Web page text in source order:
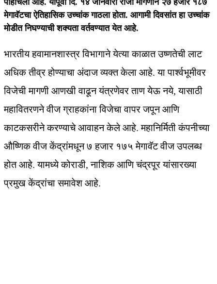
पोहोचली आहे. यापूर्वी दि. १४ जानेवारी रोजी मागणीने २७ हजार १८७
मेगावॅटचा ऐतिहासिक उच्चांक गाठला होता. आगामी दिवसांत हा उच्चांक
मोडीत निघण्याची शक्यता वर्तवण्यात येत आहे.
भारतीय हवामानशास्त्र विभागाने येत्या काळात उष्णतेची लाट
अधिक तीव्र होण्याचा अंदाज व्यक्त केला आहे. या पार्श्वभूमीवर
विजेची मागणी आणखी वाढून यंत्रणेवर ताण येऊ नये, यासाठी
महावितरणने वीज ग्राहकांना विजेचा वापर जपून आणि
काटकसरीने करण्याचे आवाहन केले आहे. महानिर्मिती कंपनीच्या
औष्णिक वीज केंद्रांमधून ७ हजार १७५ मेगावॅट वीज उपलब्ध
होत आहे. यामध्ये कोराडी, नाशिक आणि चंद्रपूर यांसारख्या
प्रमुख केंद्रांचा समावेश आहे.